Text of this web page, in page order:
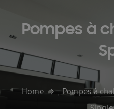
Pompes à
Home > Pompes à